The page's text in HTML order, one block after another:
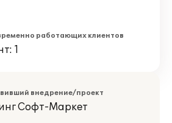
работающих клиентов
1
внедрение/проект
Софт-Маркет